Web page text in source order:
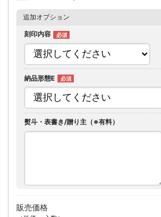
追加オプション
刻印内容
納品形態E
熨斗・表書き/贈り主（※有料）
販売価格